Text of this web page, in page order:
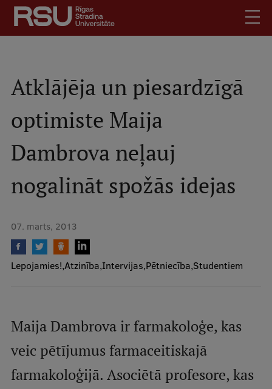
Pārlekt
galveno
saturu
Mobile
augšējā
izvēlne
Studentiem
Absolventiem
Darba devējiem
Kontakti
Vakances
izvēlne
Pamatstudiju programmas
Maģistra studiju programmas
Atklājēja un piesardzīgā
optimiste Maija
Dambrova neļauj
nogalināt spožās idejas
07. marts, 2013
Lepojamies! Atzinība Intervijas Pētniecība Studentiem
Maija Dambrova ir farmakoloģe, kas
veic pētījumus farmaceitiskajā
farmakoloģijā. Asociētā profesore, kas